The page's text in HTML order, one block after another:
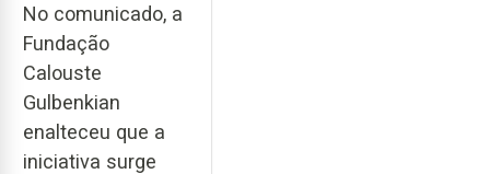
No comunicado, a
Fundação
Calouste
Gulbenkian
enalteceu que a
iniciativa surge